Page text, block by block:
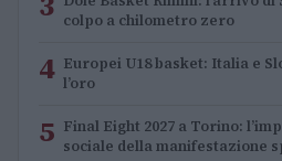
colpo a chilometro zero
4 Europei U18 basket: Italia e
l’oro
5 Final Eight 2027 a Torino:
sociale della manifestazione